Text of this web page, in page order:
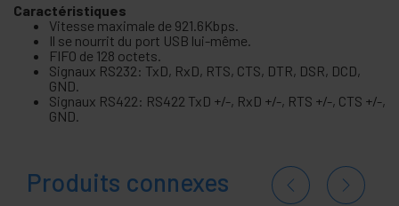
Caractéristiques
Vitesse maximale de 921.6Kbps.
Il se nourrit du port USB lui-même.
FIFO de 128 octets.
Signaux RS232: TxD, RxD, RTS, CTS, DTR, DSR, DCD,
GND.
Signaux RS422: RS422 TxD +/-, RxD +/-, RTS +/-, CTS +/-,
GND.
Produits connexes